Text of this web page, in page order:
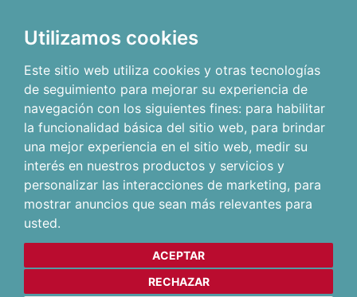
Utilizamos cookies
Este sitio web utiliza cookies y otras tecnologías
de seguimiento para mejorar su experiencia de
navegación con los siguientes fines: para habilitar
la funcionalidad básica del sitio web, para brindar
una mejor experiencia en el sitio web, medir su
interés en nuestros productos y servicios y
personalizar las interacciones de marketing, para
mostrar anuncios que sean más relevantes para
usted.
ACEPTAR
RECHAZAR